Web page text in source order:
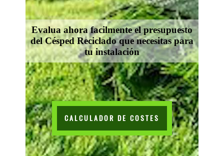
Evalua ahora facilmente el presupuesto
del Césped Reciclado que necesitas para
tu instalación
CALCULADOR DE COSTES